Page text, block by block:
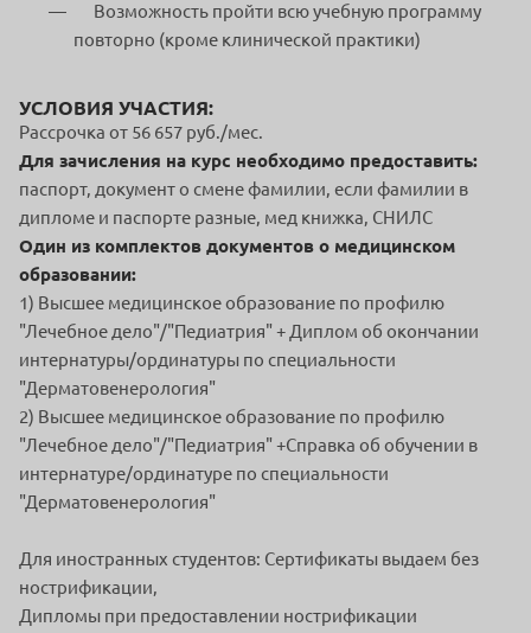
Возможность пройти всю учебную программу
повторно (кроме клинической практики)
УСЛОВИЯ УЧАСТИЯ:
Рассрочка от 56 657 руб./мес.
Для зачисления на курс необходимо предоставить:
паспорт, документ о смене фамилии, если фамилии в
дипломе и паспорте разные, мед книжка, СНИЛС
Один из комплектов документов о медицинском
образовании:
1) Высшее медицинское образование по профилю
"Лечебное дело"/"Педиатрия" + Диплом об окончании
интернатуры/ординатуры по специальности
"Дерматовенерология"
2) Высшее медицинское образование по профилю
"Лечебное дело"/"Педиатрия" +Справка об обучении в
интернатуре/ординатуре по специальности
"Дерматовенерология"
Для иностранных студентов: Сертификаты выдаем без
нострификации,
Дипломы при предоставлении нострификации